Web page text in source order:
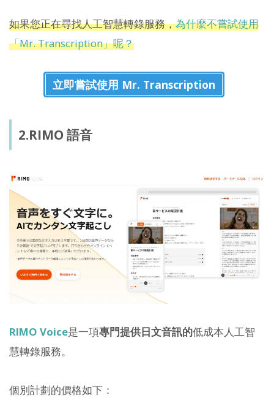
如果您正在尋找人工智慧轉錄服務，為什麼不嘗試使用
「Mr. Transcription」呢？
立即嘗試使用 Mr. Transcription
2.RIMO 語音
RIMO Voice是一項專門提供日文音訊的低成本人工智
慧轉錄服務。
個別計劃的價格如下：